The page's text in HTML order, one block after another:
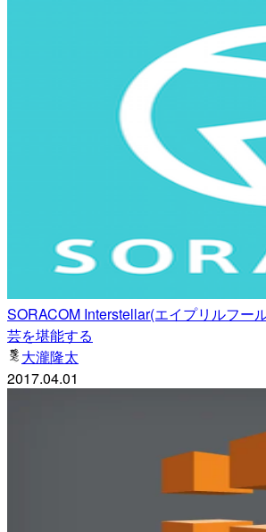
SORACOM Interstellar(エイプリルフー
芸を堪能する
大瀧隆太
2017.04.01